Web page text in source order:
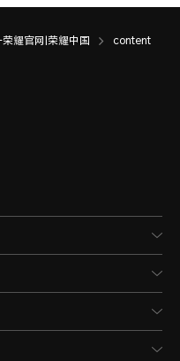
耀官网|荣耀中国 content